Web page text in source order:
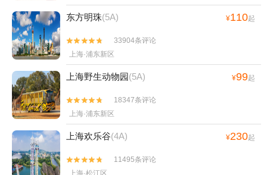
东方明珠(5A) ¥110起


33904条评论
上海·浦东新区
上海野生动物园(5A) ¥99起


18347条评论
上海·浦东新区
上海欢乐谷(4A) ¥230起


11495条评论